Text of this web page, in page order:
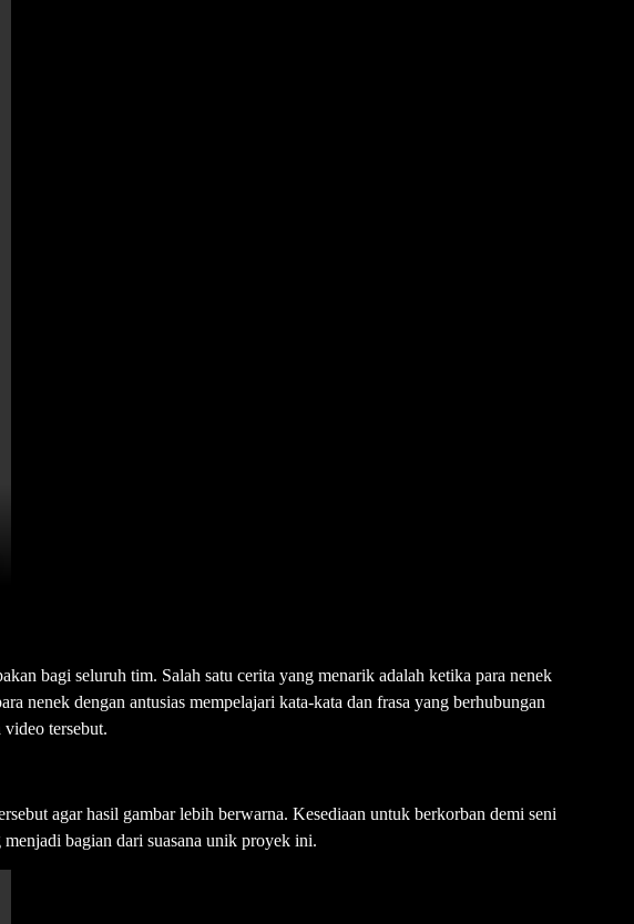
bagi seluruh tim. Salah satu cerita yang menarik adalah ketika para nenek
nenek dengan antusias mempelajari kata-kata dan frasa yang berhubungan
tersebut.
agar hasil gambar lebih berwarna. Kesediaan untuk berkorban demi seni
bagian dari suasana unik proyek ini.